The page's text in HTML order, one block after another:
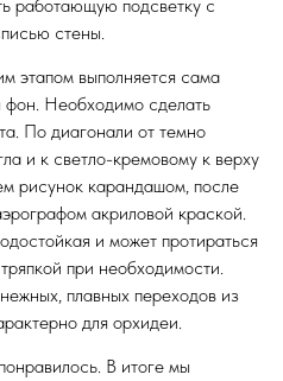
работающую подсветку с
стены.
этапом выполняется сама
фон. Необходимо сделать
По диагонали от темно
и к светло-кремовому к верху
рисунок карандашом, после
акриловой краской.
и может протираться
при необходимости.
плавных переходов из
для орхидеи.
В итоге мы